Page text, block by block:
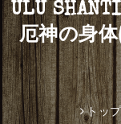
ULU
厄神の身
トッ